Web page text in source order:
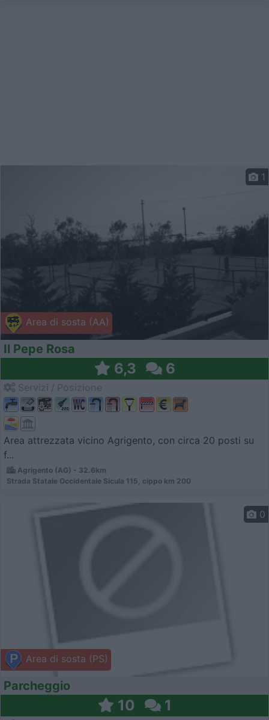
Area di sosta (AA)
1
Il Pepe Rosa
6,3 6
Area attrezzata vicino Agrigento, con circa 20 posti su
f...
Agrigento (AG) - 32.6km
Strada Statale Occidentale Sicula 115, cippo km 200
Area di sosta (PS)
0
Parcheggio
10 1